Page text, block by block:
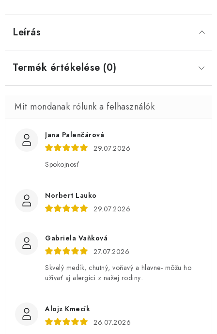
Leírás
Termék értékelése (0)
Jana Palenčárová
29.07.2026
Spokojnosť
Norbert Lauko
29.07.2026
Gabriela Vaňková
27.07.2026
Skvelý medík, chutný, voňavý a hlavne- môžu ho
užívať aj alergici z našej rodiny..
Alojz Kmecík
26.07.2026